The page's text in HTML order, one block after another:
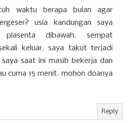
waktu berapa bulan agar
usia kandungan saya
dibawah. sempat
keluar. saya takut terjadi
saat ini masih bekerja dan
cuma 15 menit. mohon doanya
Reply